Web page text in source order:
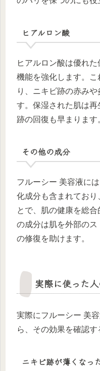
ヒアルロン酸
ヒアルロン酸は優れ
機能を強化します。
り、ニキビ跡の赤み
す。保湿された肌は
跡の回復も早まります
その他の成分
フルーシー 美容液に
化成分も含まれており
とで、肌の健康を総
の成分は肌を外部の
の修復を助けます。
実際に使った
実際にフルーシー 美
ら、その効果を確認す
ニキビ跡が薄くなっ